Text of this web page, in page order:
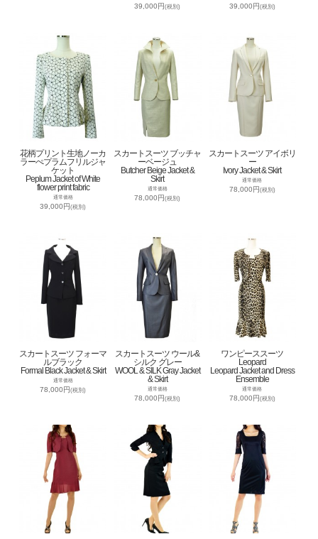
39,000円(税別) 39,000円(税別)
花柄プリント生地ノーカ
ラーぺプラムフリルジャ
ケット
Peplum Jacket of White
flower print fabric
通常価格
39,000円(税別)
スカートスーツ ブッチャ
ーベージュ
Butcher Beige Jacket &
Skirt
通常価格
78,000円(税別)
スカートスーツ アイボリ
ー
Ivory Jacket & Skirt
通常価格
78,000円(税別)
スカートスーツ フォーマ
ルブラック
Formal Black Jacket & Skirt
通常価格
78,000円(税別)
スカートスーツ ウール&
シルク グレー
WOOL & SILK Gray Jacket
& Skirt
通常価格
78,000円(税別)
ワンピーススーツ
Leopard
Leopard Jacket and Dress
Ensemble
通常価格
78,000円(税別)